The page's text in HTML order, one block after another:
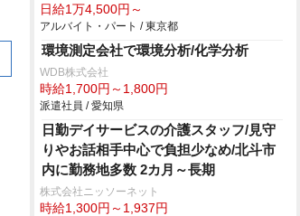
日給1万4,500円～
アルバイト・パート / 東京都
環境測定会社で環境分析/化学分析
WDB株式会社
時給1,700円～1,800円
派遣社員 / 愛知県
日勤デイサービスの介護スタッフ/見守
りやお話相手中心で負担少なめ/北斗市
内に勤務地多数 2カ月～長期
株式会社ニッソーネット
時給1,300円～1,937円